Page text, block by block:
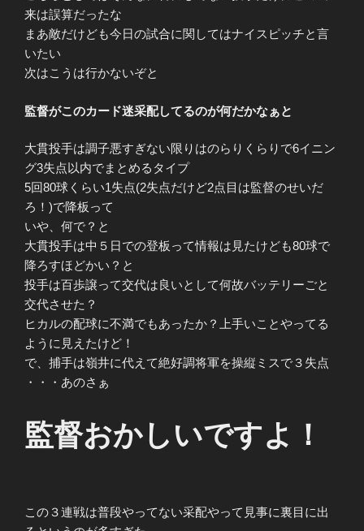
来は誤算だったな
まあ敵だけども今日の試合に関してはナイスピッチと言
いたい
次はこうは行かないぞと
監督がこのカード迷采配してるのが何だかなぁと
大貫投手は調子悪すぎない限りはのらりくらりで6イニン
グ3失点以内でまとめるタイプ
5回80球くらい1失点(2失点だけど2点目は監督のせいだ
ろ！)で降板って
いや、何で？と
大貫投手は中５日での登板って情報は見たけども80球で
降ろすほどかい？と
投手は百歩譲って交代は良いとして何故バッテリーごと
交代させた？
ヒカルの配球に不満でもあったか？上手いことやってる
ように見えたけど！
で、捕手は嶺井に代えて絶好調将軍を操縦ミスで３失点
・・・あのさぁ
監督おかしいですよ！
この３連戦は普段やってない采配やって見事に裏目に出